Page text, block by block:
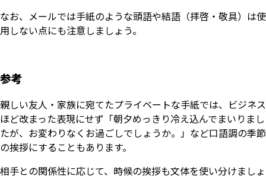
なお、メールでは手紙のような頭語や結語（拝啓・敬具）は使
用しない点にも注意しましょう。
参考
親しい友人・家族に宛てたプライベートな手紙では、ビジネス
ほど改まった表現にせず「朝夕めっきり冷え込んでまいりまし
たが、お変わりなくお過ごしでしょうか。」など口語調の季節
の挨拶にすることもあります。
相手との関係性に応じて、時候の挨拶も文体を使い分けましょ